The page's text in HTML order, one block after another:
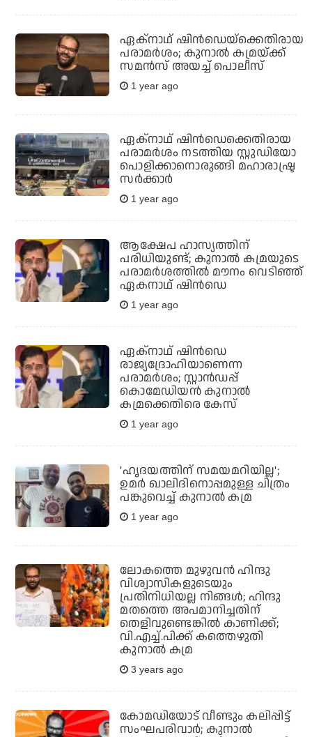
ഏക്‌നാഥ് ഷിന്‍ഡെയ്‌ക്കെതിരായ
പരാമര്‍ശം; കുനാല്‍ കമ്രയ്ക്ക്
സമന്‍സ് അയച്ച് പൊലീസ്
1 year ago
ഏക്‌നാഥ് ഷിന്‍ഡെക്കെതിരായ
പരാമര്‍ശം നടത്തിയ സ്റ്റുഡിയോ
പൊളിക്കാനൊരുങ്ങി മഹാരാഷ്ട്ര
സര്‍ക്കാര്‍
1 year ago
ആക്ഷേപ ഹാസ്യത്തിന്
പരിധിയുണ്ട്; കുനാല്‍ കമ്രയുടെ
പരാമര്‍ശത്തില്‍ മൗനം വെടിഞ്ഞ്
ഏകനാഥ് ഷിന്‍ഡെ
1 year ago
ഏക്നാഥ് ഷിന്‍ഡെ
രാജ്യദ്രോഹിയാണെന്ന
പരാമര്‍ശം; സ്റ്റാൻഡപ്പ്
കൊമേഡിയന്‍ കുനാല്‍
കമ്രക്കെതിരെ കേസ്
1 year ago
'ഹൃദയത്തിന് സമയമറിയില്ല';
ഉമര്‍ ഖാലിദിനൊപ്പമുള്ള ചിത്രം
പങ്കുവെച്ച് കുനാല്‍ കമ്ര
1 year ago
ലോകത്തെ മുഴുവന്‍ ഹിന്ദു
വിശ്വാസികളുടെയും
പ്രതിനിധിയല്ല നിങ്ങള്‍; ഹിന്ദു
മതത്തെ അപമാനിച്ചതിന്
തെളിവുണ്ടെങ്കില്‍ കാണിക്ക്;
വി.എച്ച്.പിക്ക് കത്തെഴുതി
കുനാല്‍ കമ്ര
3 years ago
കോമഡിയോട് വീണ്ടും കലിപ്പിട്ട്
സംഘപരിവാര്‍; കുനാല്‍